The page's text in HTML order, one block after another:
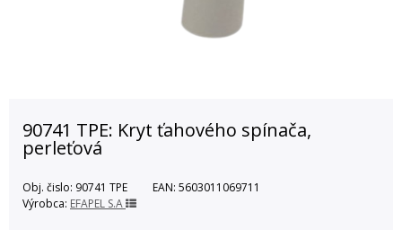
90741 TPE: Kryt ťahového spínača,
perleťová
Obj. čislo: 90741 TPE EAN: 5603011069711
Výrobca: EFAPEL S.A